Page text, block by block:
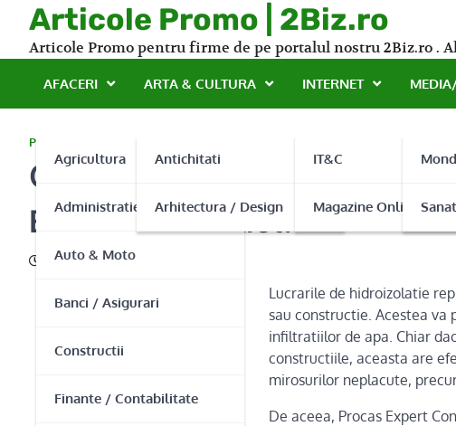
content
Articole Promo | 2Biz.ro
Articole Promo pentru firme de pe portalul nostru 2Biz.ro .
AFACERI
Agricultura
Administratie Publica
Auto & Moto
Banci / Asigurari
Constructii
Finante / Contabilitate
ARTA & CULTURA
Antichitati
Arhitectura / Design
INTERNET
IT&C
Magazine Online
PROMO
Casa dumneavoastra este
Expert Construct!
28/08/2015
Lucrarile de hidroizolatie
sau constructie. Acestea
infiltratiilor de apa. Chiar
constructiile, aceasta are
mirosurilor neplacute,
De aceea, Procas Expert